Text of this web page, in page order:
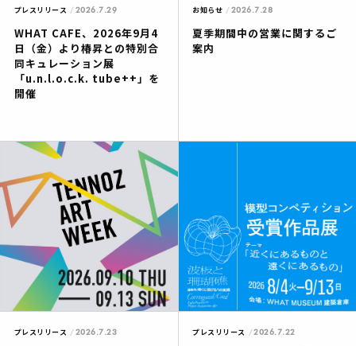
プレスリリース 2026.7.29
WHAT CAFE、2026年9月4
日（金）より椿昇との特別合
同キュレーション展
「u.n.l.o.c.k. tube++」を
開催
お知らせ 2026.7.28
夏季期間中の営業に関するご
案内
プレスリリース 2026.7.23 プレスリリース 2026.7.22